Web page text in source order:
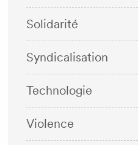
Solidarité
Syndicalisation
Technologie
Violence